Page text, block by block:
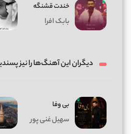
خندت قشنگه
بابک افرا
دیگران این آهنگ‌ها را نیز
بی وفا
سهیل غنی پور